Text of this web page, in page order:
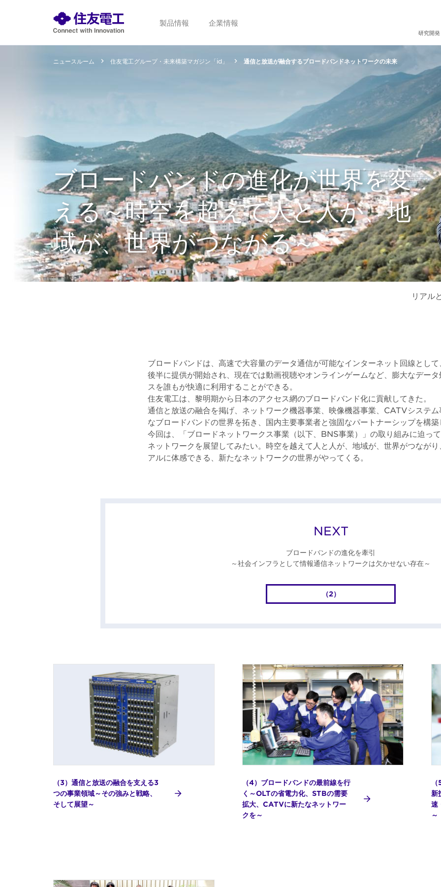
製品情報 企業情報
研究開発
ニュースルーム 住友電工グループ・未来構築マガジン「id」 通信と放送が融合するブロードバンドネットワークの未来
ブロードバンドの進化が世界を変
える～時空を超えて人と人が、地
域が、世界がつながる～
リアル
ブロードバンドは、高速で大容量のデータ通信が可能なインターネット回線とし
後半に提供が開始され、現在では動画視聴やオンラインゲームなど、膨大なデー
スを誰もが快適に利用することができる。
住友電工は、黎明期から日本のアクセス網のブロードバンド化に貢献してきた。
通信と放送の融合を掲げ、ネットワーク機器事業、映像機器事業、CATVシステ
なブロードバンドの世界を拓き、国内主要事業者と強固なパートナーシップを構築
今回は、「ブロードネットワークス事業（以下、BNS事業）」の取り組みに迫っ
ネットワークを展望してみたい。時空を越えて人と人が、地域が、世界がつながり
アルに体感できる、新たなネットワークの世界がやってくる。
NEXT
ブロードバンドの進化を牽引
～社会インフラとして情報通信ネットワークは欠かせない存在～
（2）
（3）通信と放送の融合を支える3
つの事業領域～その強みと戦略、
そして展望～
（4）ブロードバンドの最前線を行
く～OLTの省電力化、STBの需要
拡大、CATVに新たなネットワー
クを～
新
速
～